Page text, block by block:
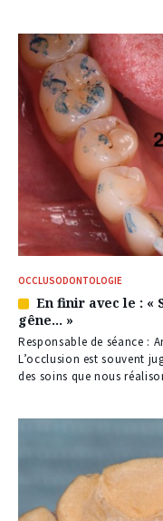
OCCLUSODONTOLOGIE
Article
réservé
à
nos
abonnés
En finir avec le : «
gêne… »
Responsable de séance :
L’occlusion est souvent
des soins que nous